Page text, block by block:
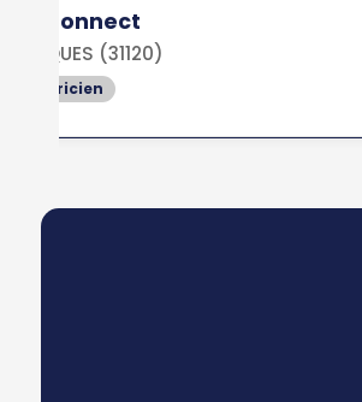
EcoConnect
ROQUES (31120)
Electricien